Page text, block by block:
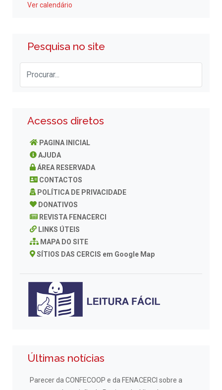
Ver calendário
Pesquisa no site
Acessos diretos
PAGINA INICIAL
AJUDA
ÁREA RESERVADA
CONTACTOS
POLÍTICA DE PRIVACIDADE
DONATIVOS
REVISTA FENACERCI
LINKS ÚTEIS
MAPA DO SITE
SÍTIOS DAS CERCIS em Google Map
Últimas notícias
Parecer da CONFECOOP e da FENACERCI sobre a